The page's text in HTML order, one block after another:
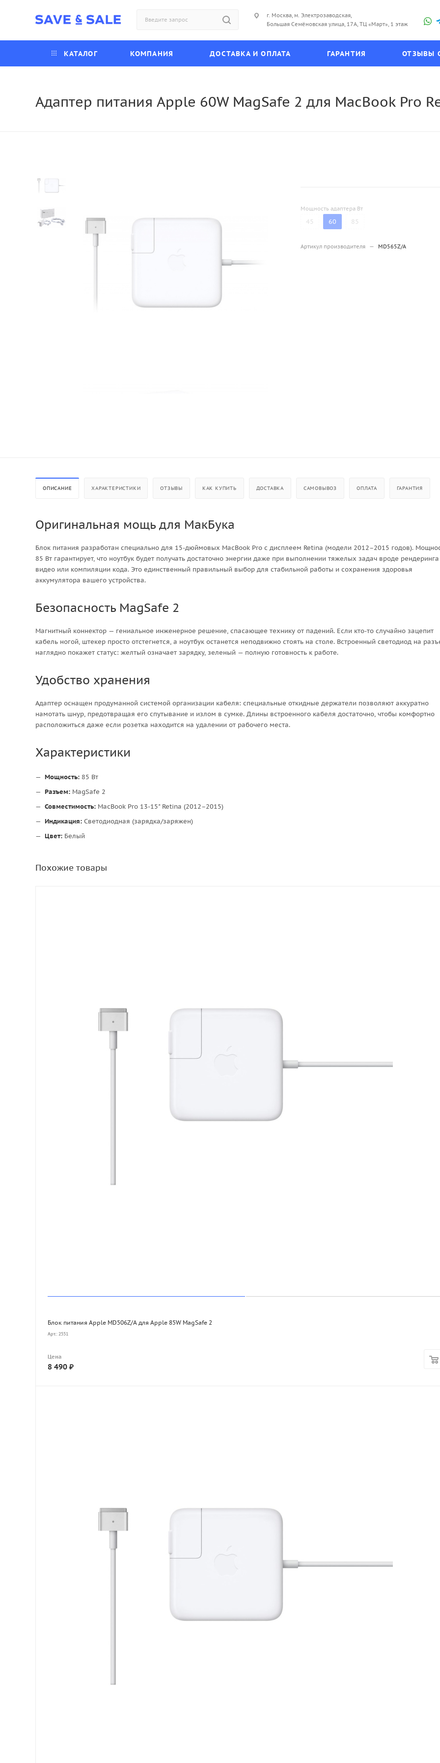
г. Москва, м. Электрозаводская,
Большая Семёновская улица, 17А, ТЦ «Март», 1 этаж
КАТАЛОГ КОМПАНИЯ ДОСТАВКА И ОПЛАТА ГАРАНТИЯ ОТЗЫВЫ
Адаптер питания Apple 60W MagSafe 2 для MacBook Pro
Мощность адаптера Вт
45 60 85
Артикул производителя — MD565Z/A
ОПИСАНИЕ ХАРАКТЕРИСТИКИ ОТЗЫВЫ КАК КУПИТЬ ДОСТАВКА САМОВЫВОЗ ОПЛАТА ГАРАНТИЯ
Оригинальная мощь для МакБука
Блок питания разработан специально для 15-дюймовых MacBook Pro с дисплеем Retina (модели 2012–2015 годов).
85 Вт гарантирует, что ноутбук будет получать достаточно энергии даже при выполнении тяжелых задач вроде рендеринга
видео или компиляции кода. Это единственный правильный выбор для стабильной работы и сохранения здоровья
аккумулятора вашего устройства.
Безопасность MagSafe 2
Магнитный коннектор — гениальное инженерное решение, спасающее технику от падений. Если кто-то случайно зацепит
кабель ногой, штекер просто отстегнется, а ноутбук останется неподвижно стоять на столе. Встроенный светодиод на
наглядно покажет статус: желтый означает зарядку, зеленый — полную готовность к работе.
Удобство хранения
Адаптер оснащен продуманной системой организации кабеля: специальные откидные держатели позволяют аккуратно
намотать шнур, предотвращая его спутывание и излом в сумке. Длины встроенного кабеля достаточно, чтобы комфортно
расположиться даже если розетка находится на удалении от рабочего места.
Характеристики
Мощность: 85 Вт
Разъем: MagSafe 2
Совместимость: MacBook Pro 13-15" Retina (2012–2015)
Индикация: Светодиодная (зарядка/заряжен)
Цвет: Белый
Похожие товары
Блок питания Apple MD506Z/A для Apple 85W MagSafe 2
Арт.: 2551
Цена
8 490 ₽